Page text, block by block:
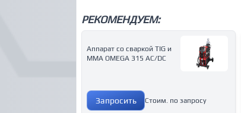
РЕКОМЕНДУЕМ:
Аппарат со сваркой ТIG и
MMA OMEGA 315 AC/DC
Запросить Стоим. по запросу